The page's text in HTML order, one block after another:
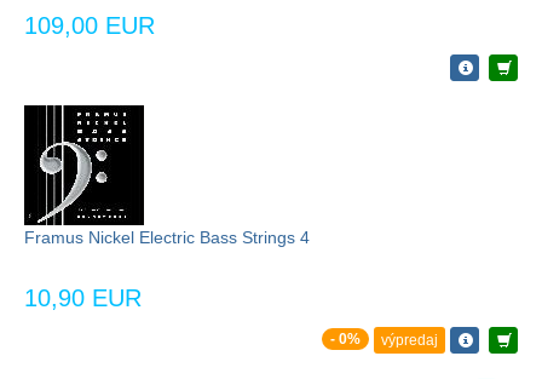
109,00 EUR
Framus Nickel Electric Bass Strings 4
10,90 EUR
- 0% výpredaj